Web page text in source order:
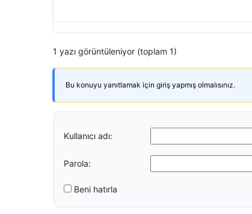
1 yazı görüntüleniyor (toplam 1)
Bu konuyu yanıtlamak için giriş yapmış olmalısınız.
Kullanıcı adı:
Parola:
Beni hatırla